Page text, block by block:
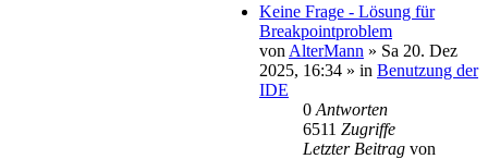
Keine Frage - Lösung für
Breakpointproblem
von AlterMann » Sa 20. Dez
2025, 16:34 » in Benutzung der
IDE
0 Antworten
6511 Zugriffe
Letzter Beitrag von